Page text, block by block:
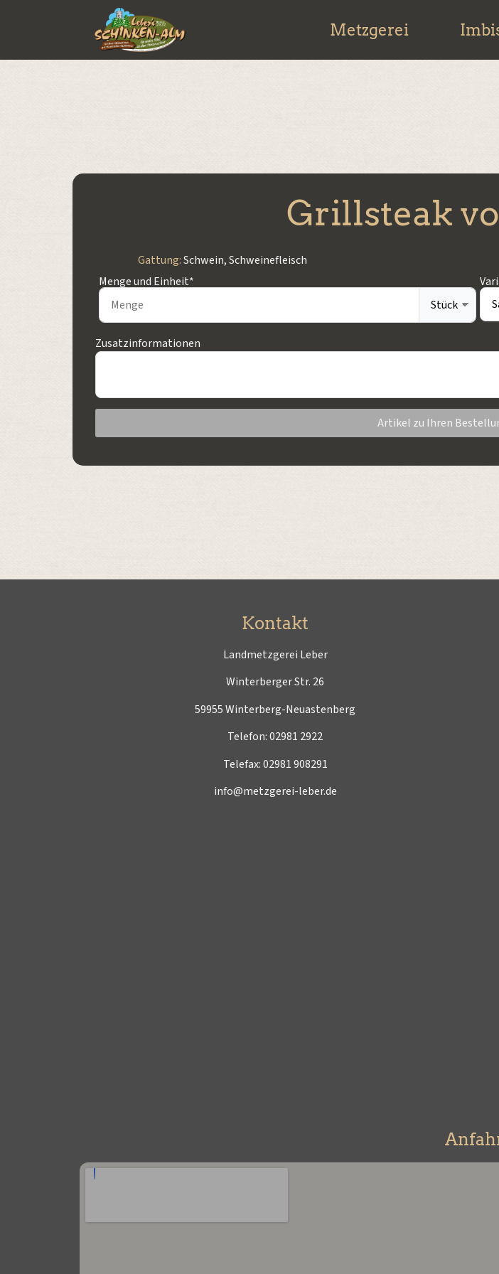
Metzgerei
Grillsteak
Gattung:Schwein,Schweinefleisch
Menge und Einheit*
Zusatzinformationen
Artikel zu Ihren
Kontakt
Landmetzgerei Leber
Winterberger Str. 26
59955 Winterberg-Neuastenberg
Telefon:02981 2922
Telefax: 02981 908291
info@metzgerei-leber.de